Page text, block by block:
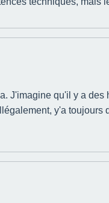
J'imagine qu'il y a
y'a